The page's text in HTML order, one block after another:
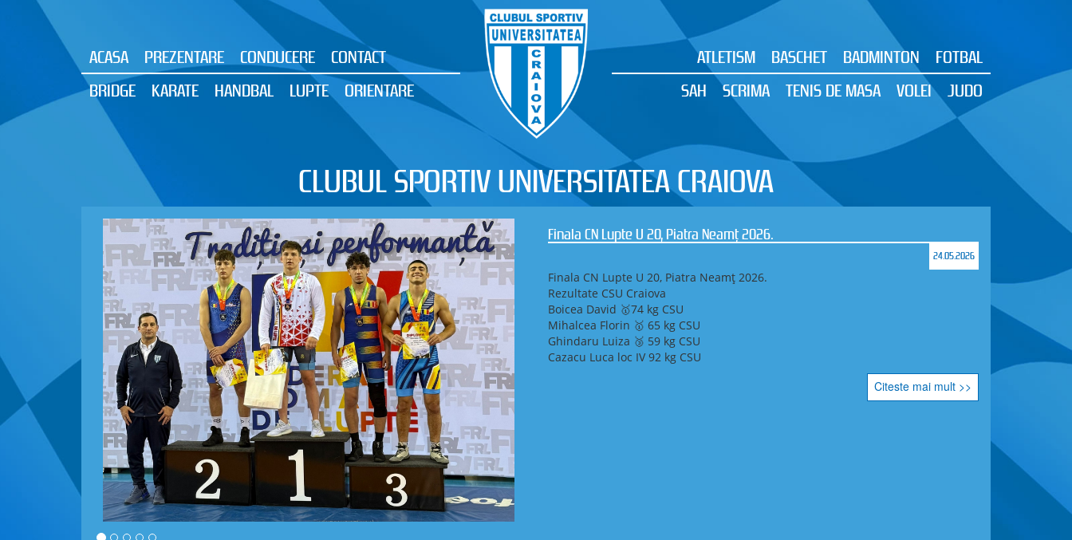
ACASA PREZENTARE CONDUCERE
CONTACT
BRIDGE
KARATE HANDBAL LUPTE ORIENTARE
ATLETISM BASCHET BADMINTON
FOTBAL
SAH
SCRIMA TENIS DE MASA VOLEI JUDO
CLUBUL SPORTIV UNIVERSITATEA CRAIOVA
Finala CN Lupte U 20, Piatra Neamț 2026.
24.05.2026
Finala CN Lupte U 20, Piatra Neamț 2026.
Rezultate CSU Craiova
Boicea David 🥇74 kg CSU
Mihalcea Florin 🥇 65 kg CSU
Ghindaru Luiza 🥉 59 kg CSU
Cazacu Luca loc IV 92 kg CSU
Citeste mai mult >>